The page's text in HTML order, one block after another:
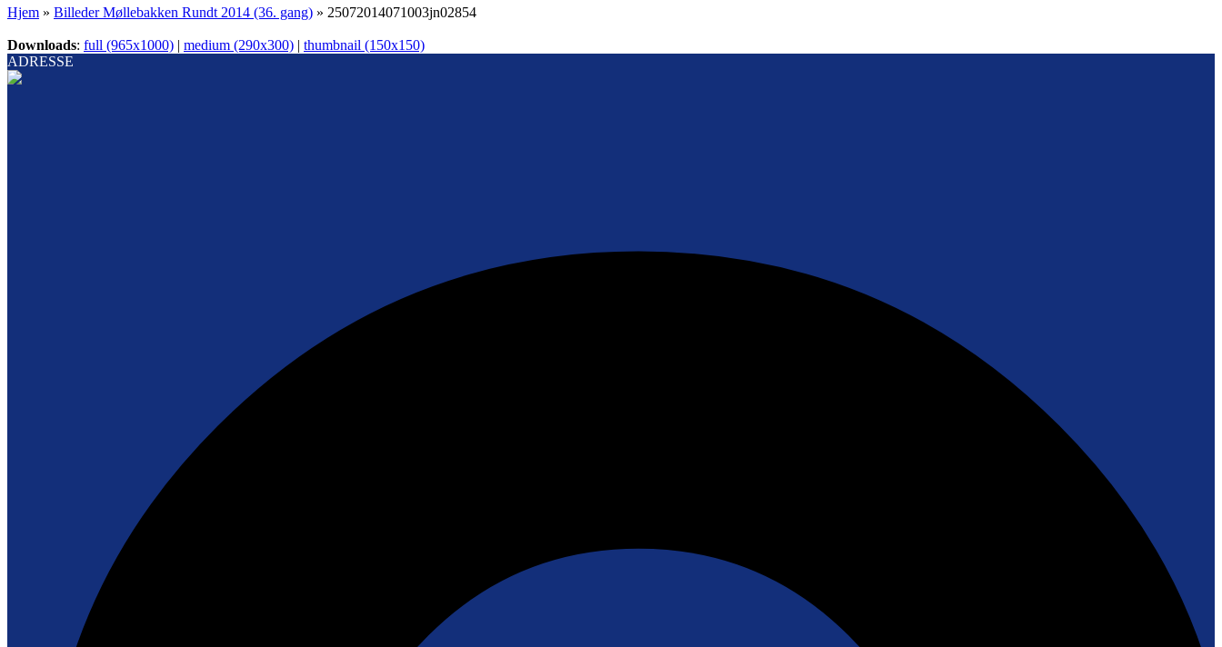
Hjem » Billeder Møllebakken Rundt 2014 (36. gang) » 25072014071003jn02854
Downloads: full (965x1000) | medium (290x300) | thumbnail (150x150)
ADRESSE